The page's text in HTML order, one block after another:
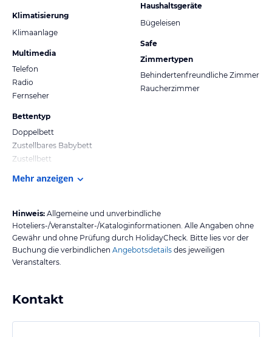
Klimatisierung
Klimaanlage
Multimedia
Telefon
Radio
Fernseher
Bettentyp
Doppelbett
Zustellbares Babybett
Zustellbett
Haushaltsgeräte
Bügeleisen
Safe
Zimmertypen
Behindertenfreundliche Zimmer
Raucherzimmer
Mehr anzeigen
Hinweis: Allgemeine und unverbindliche
Hoteliers-/Veranstalter-/Kataloginformationen. Alle Angaben ohne
Gewähr und ohne Prüfung durch HolidayCheck. Bitte lies vor der
Buchung die verbindlichen Angebotsdetails des jeweiligen
Veranstalters.
Kontakt